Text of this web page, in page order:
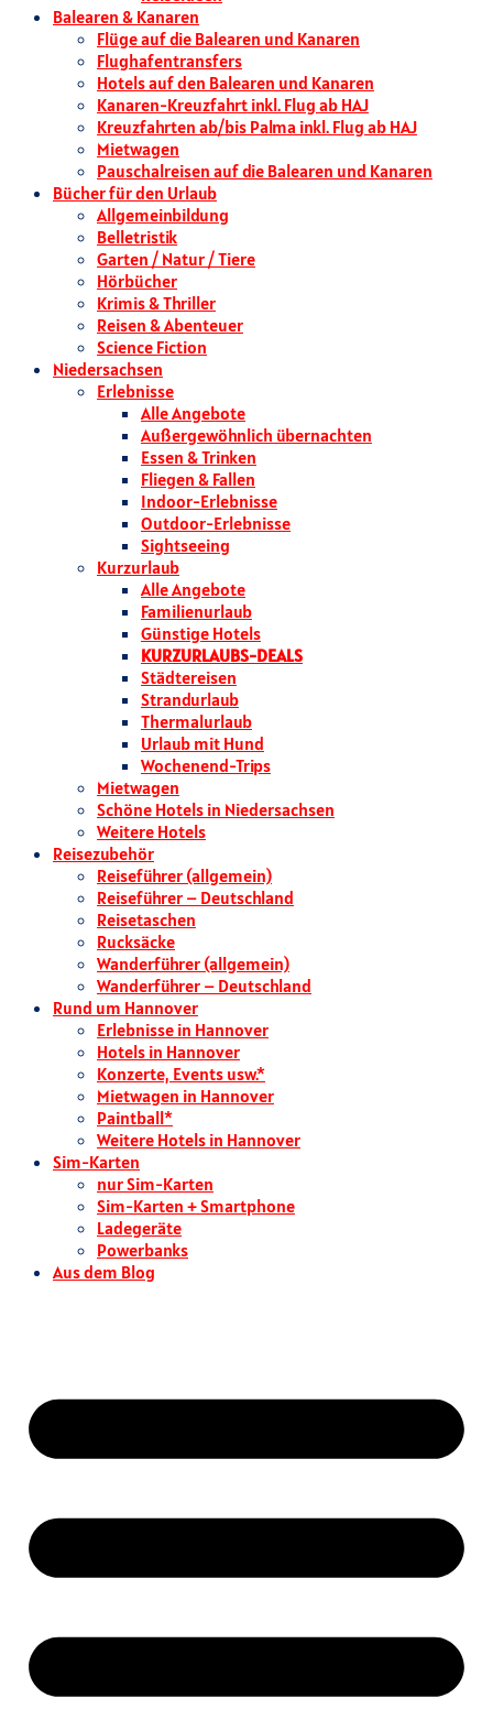
Balearen & Kanaren
Flüge auf die Balearen und Kanaren
Flughafentransfers
Hotels auf den Balearen und Kanaren
Kanaren-Kreuzfahrt inkl. Flug ab HAJ
Kreuzfahrten ab/bis Palma inkl. Flug ab HAJ
Mietwagen
Pauschalreisen auf die Balearen und Kanaren
Bücher für den Urlaub
Allgemeinbildung
Belletristik
Garten / Natur / Tiere
Hörbücher
Krimis & Thriller
Reisen & Abenteuer
Science Fiction
Niedersachsen
Erlebnisse
Alle Angebote
Außergewöhnlich übernachten
Essen & Trinken
Fliegen & Fallen
Indoor-Erlebnisse
Outdoor-Erlebnisse
Sightseeing
Kurzurlaub
Alle Angebote
Familienurlaub
Günstige Hotels
KURZURLAUBS-DEALS
Städtereisen
Strandurlaub
Thermalurlaub
Urlaub mit Hund
Wochenend-Trips
Mietwagen
Schöne Hotels in Niedersachsen
Weitere Hotels
Reisezubehör
Reiseführer (allgemein)
Reiseführer – Deutschland
Reisetaschen
Rucksäcke
Wanderführer (allgemein)
Wanderführer – Deutschland
Rund um Hannover
Erlebnisse in Hannover
Hotels in Hannover
Konzerte, Events usw.*
Mietwagen in Hannover
Paintball*
Weitere Hotels in Hannover
Sim-Karten
nur Sim-Karten
Sim-Karten + Smartphone
Ladegeräte
Powerbanks
Aus dem Blog